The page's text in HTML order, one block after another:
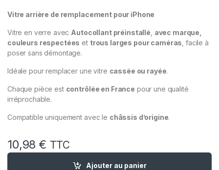
Vitre arrière de remplacement pour iPhone
Vitre en verre avec Autocollant préinstallé avec marque,
couleurs respectées et trous larges pour caméras , facile à
poser sans démontage.
Idéale pour remplacer une vitre cassée ou rayée.
Chaque pièce est contrôlée en France pour une qualité
irréprochable.
Compatible uniquement avec le châssis d’origine.
10,98 € TTC
quantité de Vitre Arriere Remplacement iPhone 13 Pro Max
Ajouter au panier